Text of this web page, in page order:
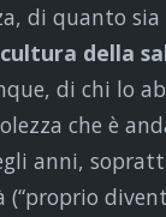
di quanto
cultura della
di chi lo
che è
anni,
(“proprio